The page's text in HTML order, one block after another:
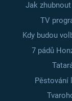
Jak zhubnout
TV
Kdy budou
7 pádů
Pěstování